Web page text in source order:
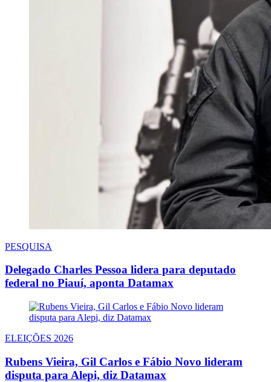
PESQUISA
Delegado Charles Pessoa lidera para deputado
federal no Piauí, aponta Datamax
ELEIÇÕES 2026
Rubens Vieira, Gil Carlos e Fábio Novo lideram
disputa para Alepi, diz Datamax